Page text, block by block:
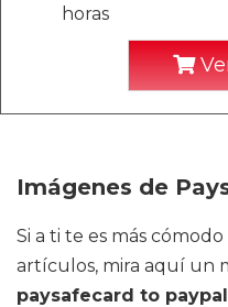
horas
Imágenes de
Si a ti te es más
artículos, mira aquí un
paysafecard to paypal